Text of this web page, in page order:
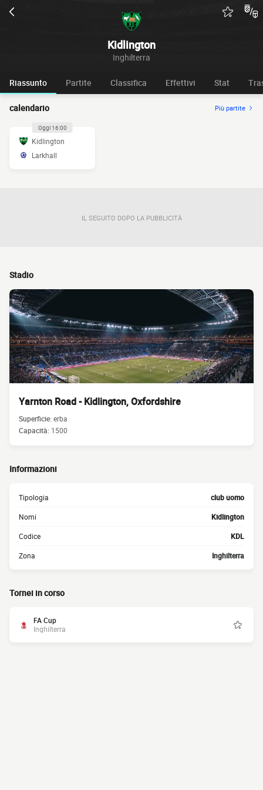
Kidlington
Inghilterra
Riassunto Partite Classifica Effettivi Stat
calendario Più partite
Oggi 16:00
Kidlington
Larkhall
IL SEGUITO DOPO LA PUBBLICITÀ
Stadio
Yarnton Road - Kidlington, Oxfordshire
Superficie:erba
Capacità: 1500
Informazioni
Tipologia club uomo
Nomi Kidlington
Codice KDL
Zona Inghilterra
Tornei in corso
FA Cup
Inghilterra